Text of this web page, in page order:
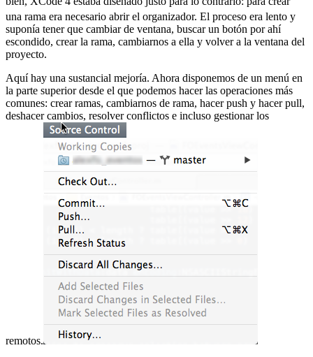
una rama era necesario abrir el organizador. El proceso era lento y
suponía tener que cambiar de ventana, buscar un botón por ahí
escondido, crear la rama, cambiarnos a ella y volver a la ventana del
proyecto.
Aquí hay una sustancial mejoría. Ahora disponemos de un menú en
la parte superior desde el que podemos hacer las operaciones más
comunes: crear ramas, cambiarnos de rama, hacer push y hacer pull,
deshacer cambios, resolver conflictos e incluso gestionar los
remotos.